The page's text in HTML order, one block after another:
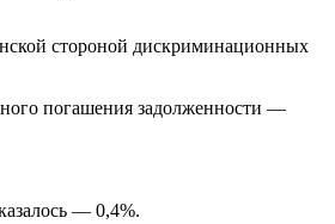
стороной дискриминационных
погашения задолженности —
— 0,4%.